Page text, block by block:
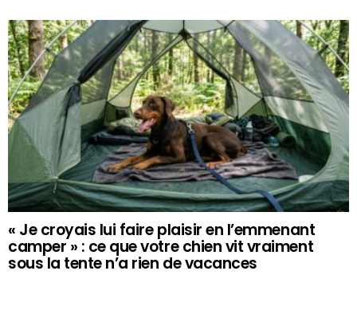
« Je croyais lui faire plaisir en l’emmenant
camper » : ce que votre chien vit vraiment
sous la tente n’a rien de vacances